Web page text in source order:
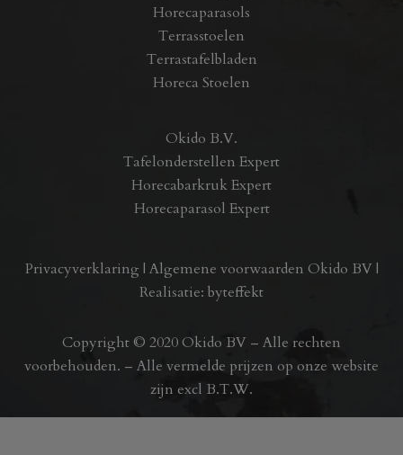
Horecaparasols
Terrasstoelen
Terrastafelbladen
Horeca Stoelen
Okido B.V.
Tafelonderstellen Expert
Horecabarkruk Expert
Horecaparasol Expert
Privacyverklaring | Algemene voorwaarden Okido BV |
Realisatie: byteffekt
Copyright © 2020 Okido BV – Alle rechten
voorbehouden. – Alle vermelde prijzen op onze website
zijn excl B.T.W.